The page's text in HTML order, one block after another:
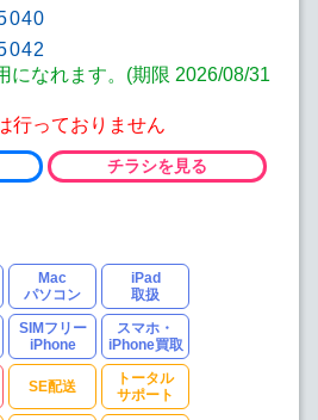
になれます。(期限 2026/08/31
行っておりません
チラシを見る
Mac
パソコン
iPad
取扱
SIMフリー
iPhone
スマホ・
iPhone買取
SE配送
トータル
サポート